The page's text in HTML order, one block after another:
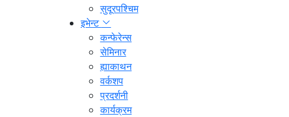
सुदूरपश्चिम
इभेन्ट
कन्फेरेन्स
सेमिनार
ह्याकाथन
वर्कशप
प्रदर्शनी
कार्यक्रम